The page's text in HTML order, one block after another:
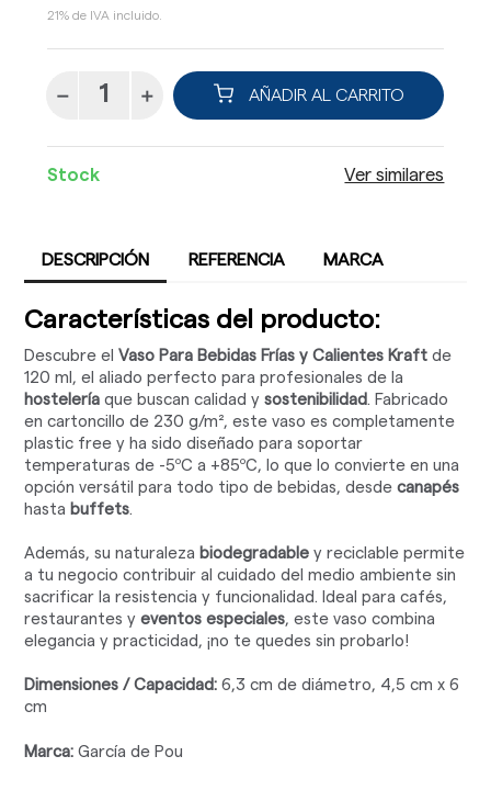
21% de IVA incluido.
AÑADIR AL CARRITO
Stock Ver similares
DESCRIPCIÓN REFERENCIA MARCA
Características del producto:
Descubre elVaso Para Bebidas Frías y Calientes Kraft de
120 ml, el aliado perfecto para profesionales de la
hostelería que buscan calidad ysostenibilidad. Fabricado
en cartoncillo de 230 g/m², este vaso es completamente
plastic free y ha sido diseñado para soportar
temperaturas de -5ºC a +85ºC, lo que lo convierte en una
opción versátil para todo tipo de bebidas, desdecanapés
hasta buffets.
Además, su naturaleza biodegradable y reciclable permite
a tu negocio contribuir al cuidado del medio ambiente sin
sacrificar la resistencia y funcionalidad. Ideal para cafés,
restaurantes yeventos especiales, este vaso combina
elegancia y practicidad, ¡no te quedes sin probarlo!
Dimensiones / Capacidad: 6,3 cm de diámetro, 4,5 cm x 6
cm
Marca: García de Pou